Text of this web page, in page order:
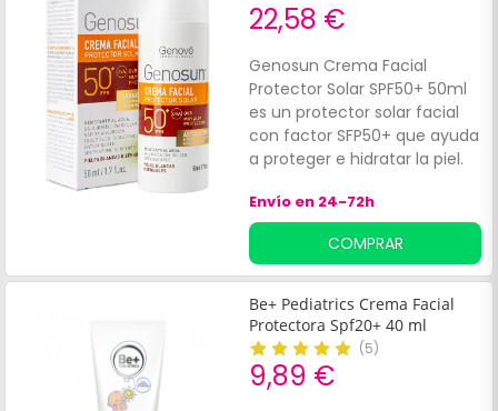
22,58 €
Genosun Crema Facial
Protector Solar SPF50+ 50ml
es un protector solar facial
con factor SFP50+ que ayuda
a proteger e hidratar la piel.
50+ que dan soporte a
proteger la piel de los rayos
UVA y UVB y activos que
nutren la piel y previenen la
sequedad. Además, posee
una textura ligera y acabado
no graso. Indicado para
proteger la piel de los daños
solares.
Envío en 24-72h
COMPRAR
Be+ Pediatrics Crema Facial
Protectora Spf20+ 40 ml
(5)
9,89 €